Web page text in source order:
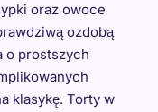
oraz owoce
ozdobą
o prostszych
klasykę. Torty w